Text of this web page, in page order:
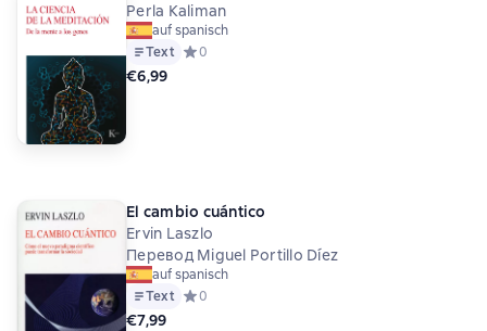
Perla Kaliman
auf spanisch
Text Средний рейтинг 0 на основе 0 оценок
0
€6,99
El cambio cuántico
Ervin Laszlo
Перевод Miguel Portillo Díez
auf spanisch
Text Средний рейтинг 0 на основе 0 оценок
0
€7,99